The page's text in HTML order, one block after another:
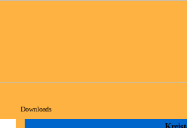
Downloads